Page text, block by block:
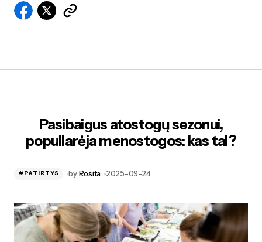
Pasibaigus atostogų sezonui,
populiarėja menostogos: kas tai?
#PATIRTYS by Rosita 2025-09-24